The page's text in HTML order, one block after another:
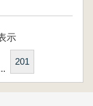
示
201